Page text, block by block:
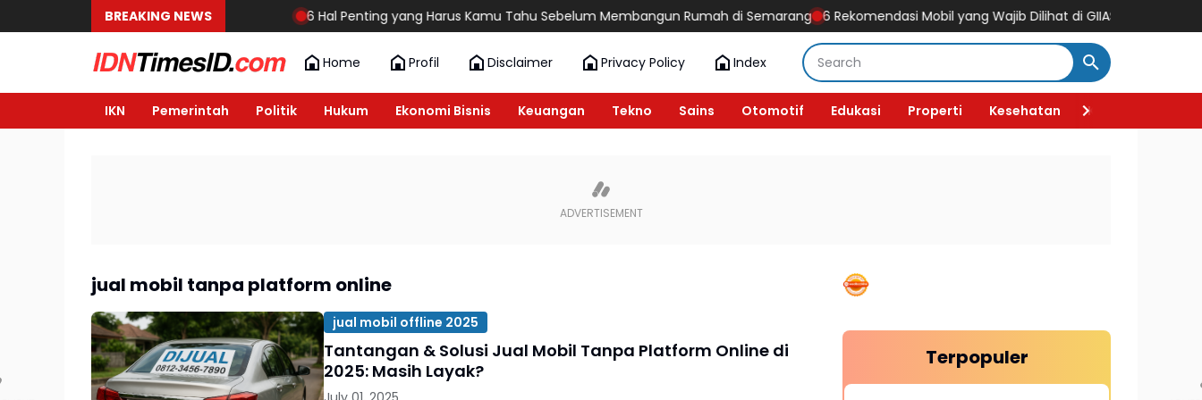
BREAKING NEWS 6 Hal Penting yang Harus Kamu Tahu Sebelum Membangun Rumah di Semarang 6 Rekomendasi Mobil yang Wajib Dilihat di GIIAS 2026, Ada Mobil
Home Profil Disclaimer Privacy Policy Index
IKN Pemerintah Politik Hukum Ekonomi Bisnis Keuangan Tekno Sains Otomotif Edukasi Properti Kesehatan Kecantikan
jual mobil tanpa platform online
jual mobil offline 2025
Tantangan & Solusi Jual Mobil Tanpa Platform Online di
2025: Masih Layak?
Terpopuler